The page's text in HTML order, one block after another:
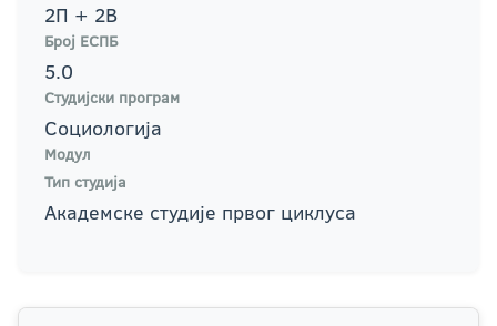
2П + 2В
Број ЕСПБ
5.0
Студијски програм
Социологија
Модул
Тип студија
Академске студије првог циклуса